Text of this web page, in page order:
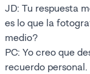
JD: Tu respuesta
es lo que la
medio?
PC: Yo creo que
recuerdo